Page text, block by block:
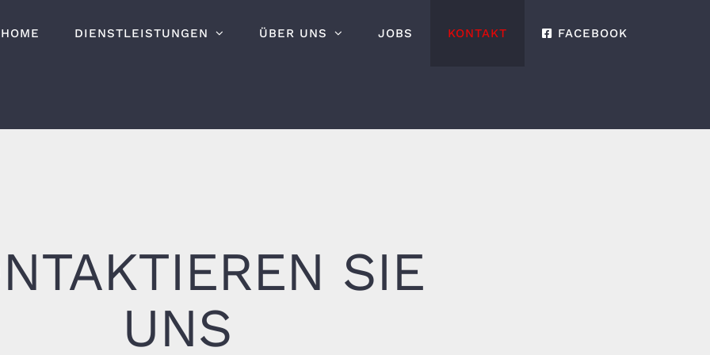
HOME DIENSTLEISTUNGEN ÜBER UNS JOBS KONTAKT FACEBOOK
SIE
UNS